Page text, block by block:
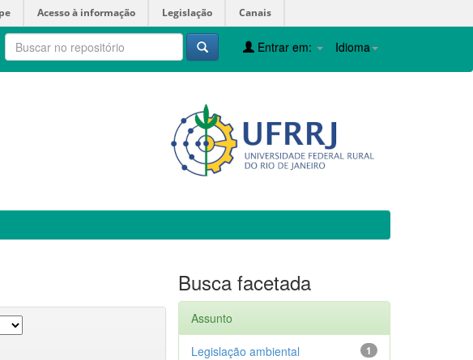
Acesso à informação Legislação Canais
Idioma
Entrar em:
Busca facetada
Assunto
1
Legislação ambiental